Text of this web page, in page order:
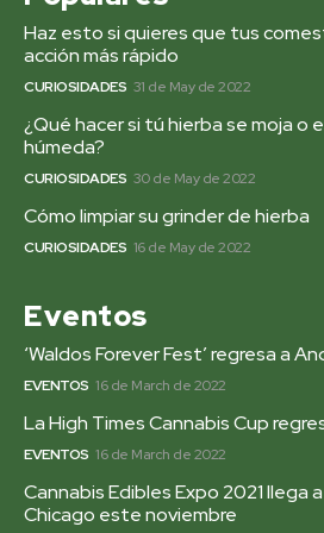
Haz esto si quieres que tus
acción más rápido
CURIOSIDADES 31 de May de 2022
¿Qué hacer si tú hierba se moja o
húmeda?
CURIOSIDADES 30 de May de 2022
Cómo limpiar su grinder de hierba
CURIOSIDADES 16 de May de 2022
Eventos
‘Waldos Forever Fest’ regresa a
EVENTOS 16 de March de 2022
La High Times Cannabis Cup
EVENTOS 16 de March de 2022
Cannabis Edibles Expo 2021 llega
Chicago este noviembre